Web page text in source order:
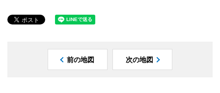
前の地図 次の地図